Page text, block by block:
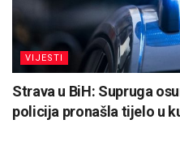
VIJESTI
Strava u BiH: Supruga
policija pronašla tijelo u